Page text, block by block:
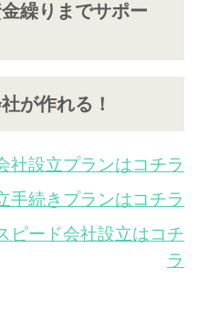
繰りまでサポー
が作れる！
社設立プランはコチラ
手続きプランはコチラ
ピード会社設立はコチ
ラ